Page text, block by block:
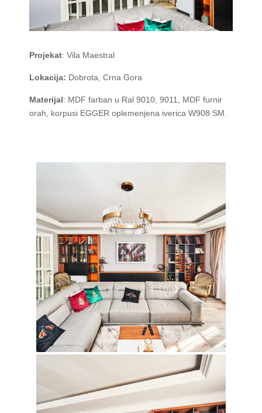
Projekat: Vila Maestral
Lokacija: Dobrota, Crna Gora
Materijal: MDF farban u Ral 9010, 9011, MDF furnir
orah, korpusi EGGER oplemenjena iverica W908 SM.